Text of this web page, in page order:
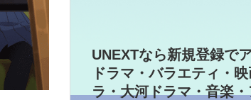
UNEXTなら新規登録で
ドラマ・バラエティ・
ラ・大河ドラマ・音楽